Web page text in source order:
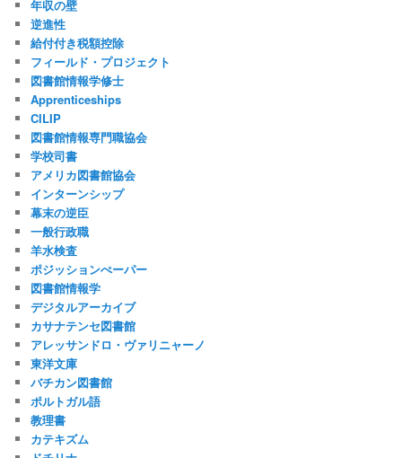
年収の壁
逆進性
給付付き税額控除
フィールド・プロジェクト
図書館情報学修士
Apprenticeships
CILIP
図書館情報専門職協会
学校司書
アメリカ図書館協会
インターンシップ
幕末の逆臣
一般行政職
羊水検査
ポジッションぺーパー
図書館情報学
デジタルアーカイブ
カサナテンセ図書館
アレッサンドロ・ヴァリニャーノ
東洋文庫
バチカン図書館
ポルトガル語
教理書
カテキズム